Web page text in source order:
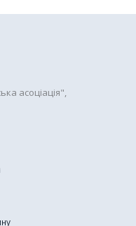
асоціація",